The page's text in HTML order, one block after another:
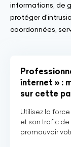
informations, de
protéger
coordonnées,
internet » :
sur cette
Utilisez la
et son trafic
promouvoir